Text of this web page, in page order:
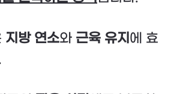
지방 연소와 근육 유지 에 효